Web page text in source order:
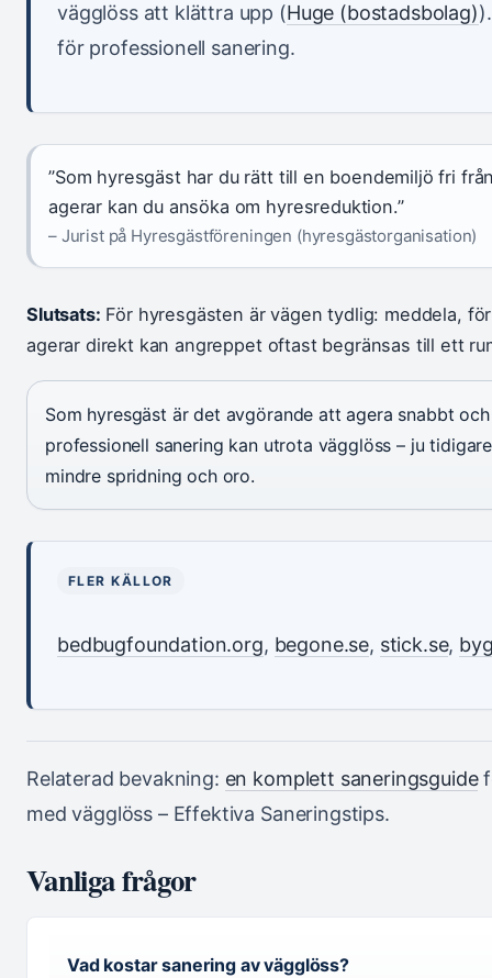
vägglöss att klättra upp (Huge (bostadsbolag)
för professionell sanering.
”Som hyresgäst har du rätt till en boendemiljö fri
agerar kan du ansöka om hyresreduktion.”
– Jurist på Hyresgästföreningen (hyresgästorganisation)
Slutsats: För hyresgästen är vägen tydlig: meddela,
agerar direkt kan angreppet oftast begränsas till ett
Som hyresgäst är det avgörande att agera snabbt
professionell sanering kan utrota vägglöss – ju
mindre spridning och oro.
FLER KÄLLOR
bedbugfoundation.org, begone.se, stick.se,
Relaterad bevakning: en komplett saneringsguide
med vägglöss – Effektiva Saneringstips.
Vanliga frågor
Vad kostar sanering av vägglöss?